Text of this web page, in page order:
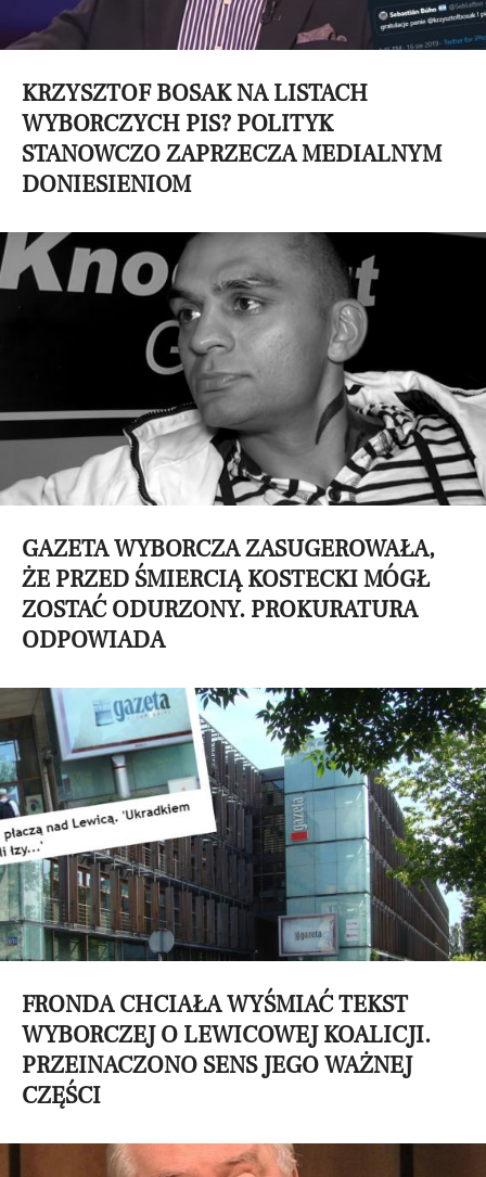
KRZYSZTOF BOSAK NA LISTACH
WYBORCZYCH PIS? POLITYK
STANOWCZO ZAPRZECZA MEDIALNYM
DONIESIENIOM
GAZETA WYBORCZA ZASUGEROWAŁA,
ŻE PRZED ŚMIERCIĄ KOSTECKI MÓGŁ
ZOSTAĆ ODURZONY. PROKURATURA
ODPOWIADA
FRONDA CHCIAŁA WYŚMIAĆ TEKST
WYBORCZEJ O LEWICOWEJ KOALICJI.
PRZEINACZONO SENS JEGO WAŻNEJ
CZĘŚCI